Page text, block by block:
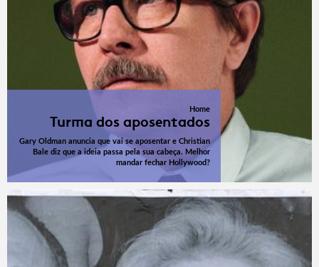
Home
Turma dos aposentados
Gary Oldman anuncia que vai se aposentar e Christian
Bale diz que a ideia passa pela sua cabeça. Melhor
mandar fechar Hollywood?